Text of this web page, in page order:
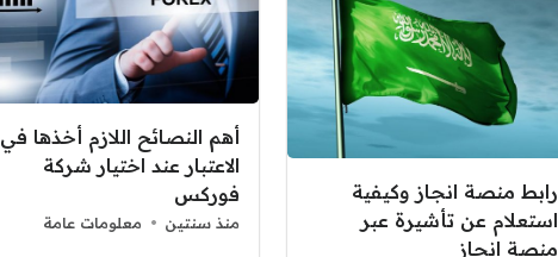
رابط منصة انجاز وكيفية
استعلام عن تأشيرة عبر
منصة انجاز
أهم النصائح اللازم أخذها في
الاعتبار عند اختيار شركة
فوركس
منذ سنتين معلومات عامة